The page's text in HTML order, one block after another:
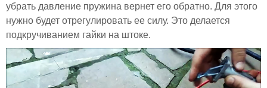
убрать давление пружина вернет его обратно. Для этого
нужно будет отрегулировать ее силу. Это делается
подкручиванием гайки на штоке.